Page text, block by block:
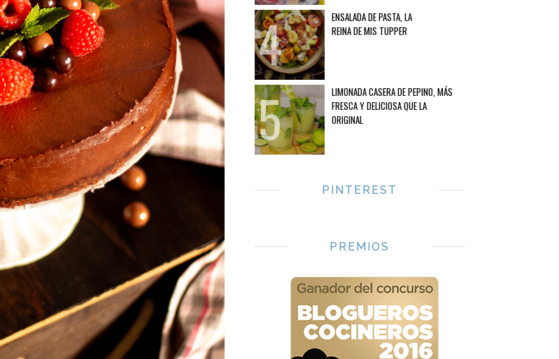
ENSALADA DE PASTA, LA
REINA DE MIS TUPPER
LIMONADA CASERA DE PEPINO, MÁS
FRESCA Y DELICIOSA QUE LA
ORIGINAL
PINTEREST
PREMIOS